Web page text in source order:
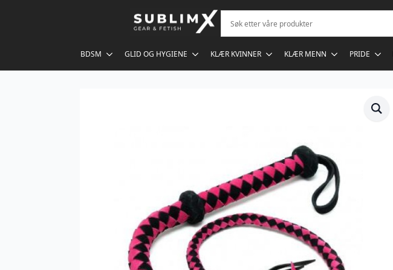
BDSM GLID OG HYGIENE KLÆR KVINNER KLÆR MENN PRIDE